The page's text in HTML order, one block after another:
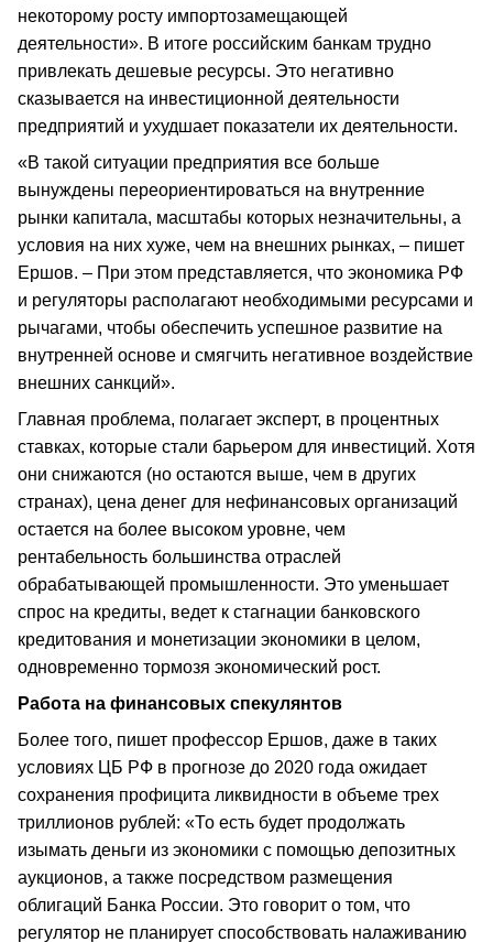
некоторому росту импортозамещающей
деятельности». В итоге российским банкам трудно
привлекать дешевые ресурсы. Это негативно
сказывается на инвестиционной деятельности
предприятий и ухудшает показатели их деятельности.
«В такой ситуации предприятия все больше
вынуждены переориентироваться на внутренние
рынки капитала, масштабы которых незначительны, а
условия на них хуже, чем на внешних рынках, – пишет
Ершов. – При этом представляется, что экономика РФ
и регуляторы располагают необходимыми ресурсами и
рычагами, чтобы обеспечить успешное развитие на
внутренней основе и смягчить негативное воздействие
внешних санкций».
Главная проблема, полагает эксперт, в процентных
ставках, которые стали барьером для инвестиций. Хотя
они снижаются (но остаются выше, чем в других
странах), цена денег для нефинансовых организаций
остается на более высоком уровне, чем
рентабельность большинства отраслей
обрабатывающей промышленности. Это уменьшает
спрос на кредиты, ведет к стагнации банковского
кредитования и монетизации экономики в целом,
одновременно тормозя экономический рост.
Работа на финансовых спекулянтов
Более того, пишет профессор Ершов, даже в таких
условиях ЦБ РФ в прогнозе до 2020 года ожидает
сохранения профицита ликвидности в объеме трех
триллионов рублей: «То есть будет продолжать
изымать деньги из экономики с помощью депозитных
аукционов, а также посредством размещения
облигаций Банка России. Это говорит о том, что
регулятор не планирует способствовать налаживанию